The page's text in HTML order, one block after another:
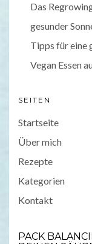
Das
gesunder
Tipps für eine
Vegan Essen
SEITEN
Startseite
Über mich
Rezepte
Kategorien
Kontakt
PACK